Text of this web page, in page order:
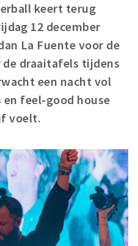
keert terug
12 december
La Fuente voor de
draaitafels tijdens
een nacht vol
feel-good house
voelt.